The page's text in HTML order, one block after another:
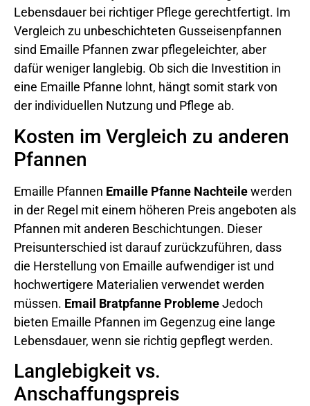
Lebensdauer bei richtiger Pflege gerechtfertigt. Im
Vergleich zu unbeschichteten Gusseisenpfannen
sind Emaille Pfannen zwar pflegeleichter, aber
dafür weniger langlebig. Ob sich die Investition in
eine Emaille Pfanne lohnt, hängt somit stark von
der individuellen Nutzung und Pflege ab.
Kosten im Vergleich zu anderen
Pfannen
Emaille Pfannen Emaille Pfanne Nachteilewerden
in der Regel mit einem höheren Preis angeboten als
Pfannen mit anderen Beschichtungen. Dieser
Preisunterschied ist darauf zurückzuführen, dass
die Herstellung von Emaille aufwendiger ist und
hochwertigere Materialien verwendet werden
müssen. Email Bratpfanne ProblemeJedoch
bieten Emaille Pfannen im Gegenzug eine lange
Lebensdauer, wenn sie richtig gepflegt werden.
Langlebigkeit vs.
Anschaffungspreis